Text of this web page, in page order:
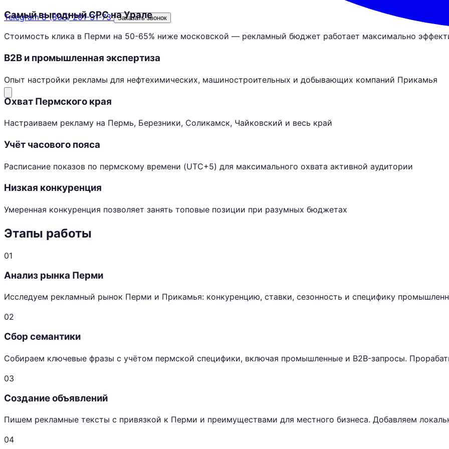
Telegram8 (800) 201-31-73 Заказать звонок
Самый выгодный CPC на Урале
Стоимость клика в Перми на 50-65% ниже московской — рекламный бюджет работает максимально
B2B и промышленная экспертиза
Опыт настройки рекламы для нефтехимических, машиностроительных и добывающих компаний Прикамья
Охват Пермского края
Настраиваем рекламу на Пермь, Березники, Соликамск, Чайковский и весь край
Учёт часового пояса
Расписание показов по пермскому времени (UTC+5) для максимального охвата активной аудитории
Низкая конкуренция
Умеренная конкуренция позволяет занять топовые позиции при разумных бюджетах
Этапы работы
01
Анализ рынка Перми
Исследуем рекламный рынок Перми и Прикамья: конкуренцию, ставки, сезонность и специфику
02
Сбор семантики
Собираем ключевые фразы с учётом пермской специфики, включая промышленные и B2B-запросы.
03
Создание объявлений
Пишем рекламные тексты с привязкой к Перми и преимуществами для местного бизнеса. Добавляем
04